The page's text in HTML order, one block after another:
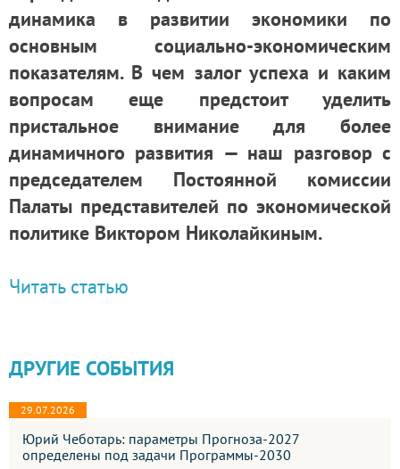
динамика в развитии экономики по
основным социально-экономическим
показателям. В чем залог успеха и каким
вопросам еще предстоит уделить
пристальное внимание для более
динамичного развития — наш разговор с
председателем Постоянной комиссии
Палаты представителей по экономической
политике Виктором Николайкиным.
Читать статью
ДРУГИЕ СОБЫТИЯ
29.07.2026
Юрий Чеботарь: параметры Прогноза-2027
определены под задачи Программы-2030